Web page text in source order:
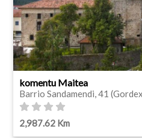
komentu Maitea
Barrio Sandamendi, 41
2,987.62 Km